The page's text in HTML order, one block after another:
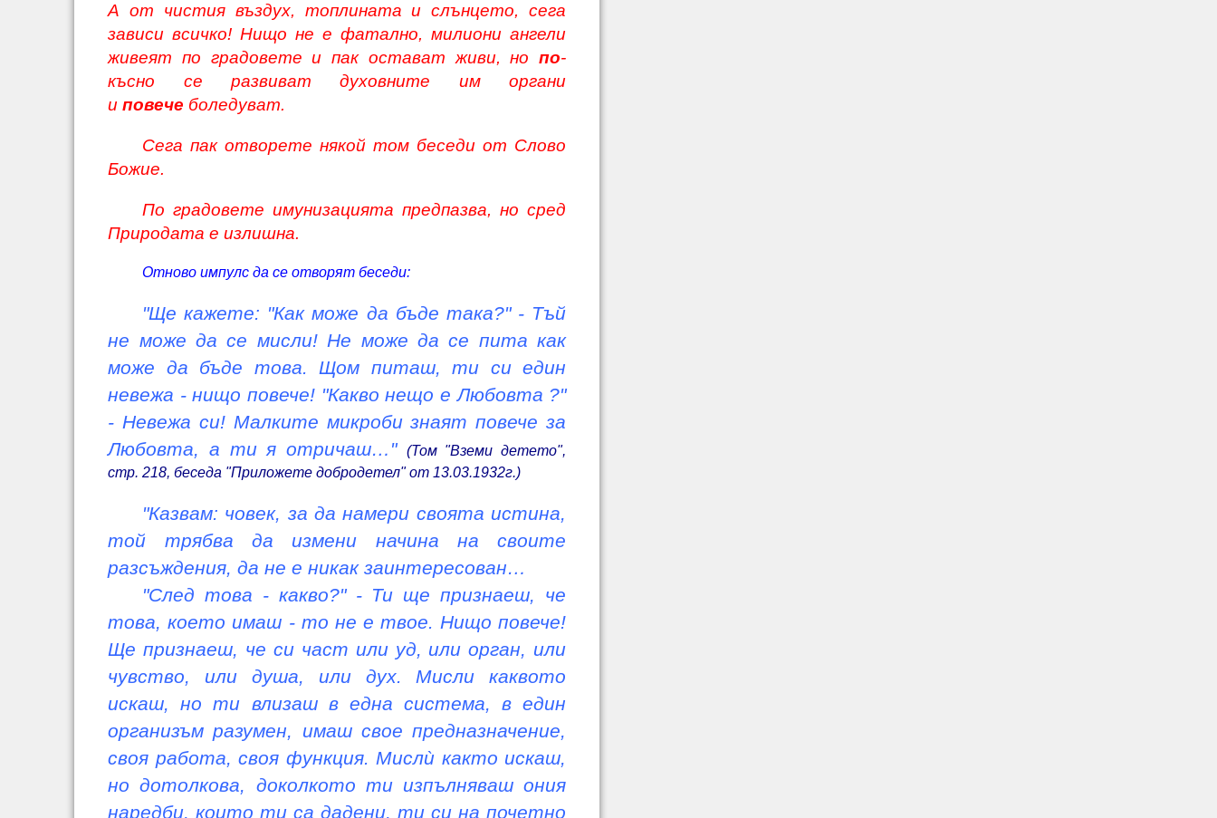
А от чистия въздух, топлината и слънцето, сега
зависи всичко! Нищо не е фатално, милиони ангели
живеят по градовете и пак остават живи, нопо-
късно се развиват духовните им органи
иповече боледуват.
Сега пак отворете някой том беседи от Слово
Божие.
По градовете имунизацията предпазва, но сред
Природата е излишна.
Отново импулс да се отворят беседи:
"Ще кажете: "Как може да бъде така?" - Тъй
не може да се мисли! Не може да се пита как
може да бъде това. Щом питаш, ти си един
невежа - нищо повече! "Какво нещо е Любовта ?"
- Невежа си! Малките микроби знаят повече за
Любовта, а ти я отричаш…"
(Том "Вземи детето",
стр. 218, беседа "Приложете добродетел" от 13.03.1932г.)
"Казвам: човек, за да намери своята истина,
той трябва да измени начина на своите
разсъждения, да не е никак заинтересован…
"След това - какво?" - Ти ще признаеш, че
това, което имаш - то не е твое. Нищо повече!
Ще признаеш, че си част или уд, или орган, или
чувство, или душа, или дух. Мисли каквото
искаш, но ти влизаш в една система, в един
организъм разумен, имаш свое предназначение,
своя работа, своя функция. Мислù както искаш,
но дотолкова, доколкото ти изпълняваш ония
наредби, които ти са дадени, ти си на почетно